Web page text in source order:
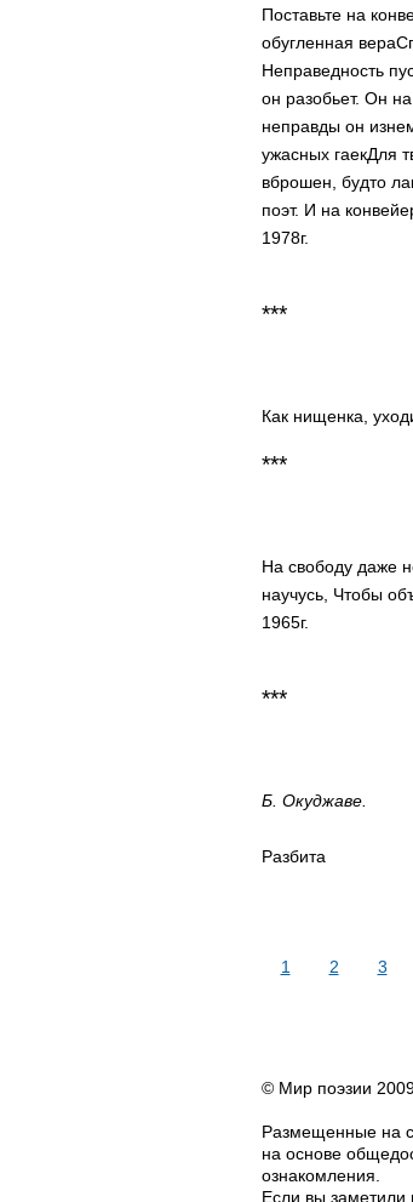
Поставьте на
обугленная вера
Неправедность
он разобьет. Он на
неправды он
ужасных гаекДля
вброшен, будто
поэт. И на
1978г.
***
Как нищенка,
***
На свободу даже
научусь, Чтобы
1965г.
***
Б. Окуджаве.
Разбита
1 2 3
© Мир поэзии
Размещенные на
на основе
ознакомления.
Если вы заметили